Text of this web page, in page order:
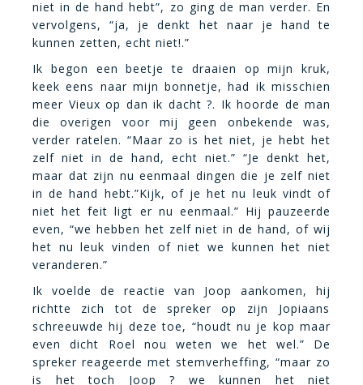
niet in de hand hebt”, zo ging de man verder. En
vervolgens, “ja, je denkt het naar je hand te
kunnen zetten, echt niet!.”
Ik begon een beetje te draaien op mijn kruk,
keek eens naar mijn bonnetje, had ik misschien
meer Vieux op dan ik dacht ?. Ik hoorde de man
die overigen voor mij geen onbekende was,
verder ratelen. “Maar zo is het niet, je hebt het
zelf niet in de hand, echt niet.” “Je denkt het,
maar dat zijn nu eenmaal dingen die je zelf niet
in de hand hebt.”Kijk, of je het nu leuk vindt of
niet het feit ligt er nu eenmaal.” Hij pauzeerde
even, “we hebben het zelf niet in de hand, of wij
het nu leuk vinden of niet we kunnen het niet
veranderen.”
Ik voelde de reactie van Joop aankomen, hij
richtte zich tot de spreker op zijn Jopiaans
schreeuwde hij deze toe, “houdt nu je kop maar
even dicht Roel nou weten we het wel.” De
spreker reageerde met stemverheffing, “maar zo
is het toch Joop ? we kunnen het niet